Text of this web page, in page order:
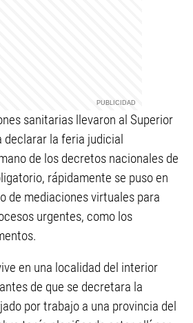
sanitarias llevaron al Superior
declarar la feria judicial
de los decretos nacionales de
rápidamente se puso en
de mediaciones virtuales para
urgentes, como los
en una localidad del interior
de que se decretara la
por trabajo a una provincia del